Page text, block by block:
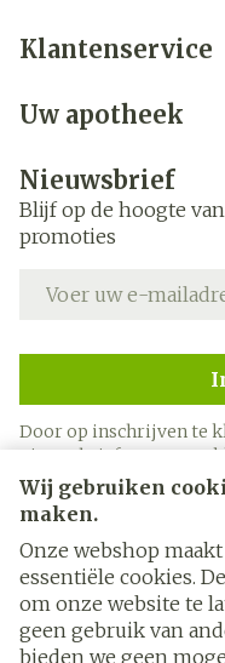
Wij gebruiken
maken.
Onze webshop
essentiële cookies.
om onze website te
geen gebruik van
bieden we geen
Klantenservice
Uw apotheek
Nieuwsbrief
Blijf op de hoogte
promoties
Door op inschrijven te
nieuwsbrief en gaat u